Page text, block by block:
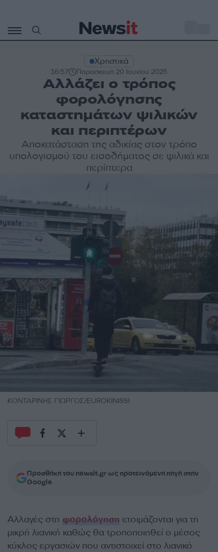
περιεχόμενο
Χρηστικά
16:57 Παρασκευή 20 Ιουνίου 2025
Αλλάζει ο τρόπος
φορολόγησης
καταστημάτων ψιλικών
και περιπτέρων
Αποκατάσταση της αδικίας στον τρόπο
υπολογισμού του εισοδήματος σε ψιλικά και
περίπτερα
ΚΟΝΤΑΡΙΝΗΣ ΓΙΩΡΓΟΣ/EUROKINISSI
Προσθήκη του newsit.gr ως προτεινόμενη πηγή στην
Google
Αλλαγές στη φορολόγηση ετοιμάζονται για τη
μικρή λιανική καθώς θα τροποποιηθεί ο μέσος
κύκλος εργασιών που αντιστοιχεί στο λιανικό